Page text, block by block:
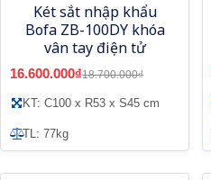
Két sắt nhập khẩu
Bofa ZB-100DY khóa
vân tay điện tử
16.600.000₫18.700.000₫
KT: C100 x R53 x S45 cm
TL: 77kg